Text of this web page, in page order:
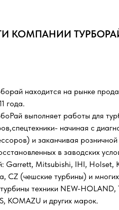
КОМПАНИИ
находится на рынке
года.
выполняет работы для
начиная с
и заканчивая
в заводских
Garrett, Mitsubishi, IHI, Holset,
CZ (чешские турбины) и
техники NEW-HOLAND,
KOMAZU и других марок.